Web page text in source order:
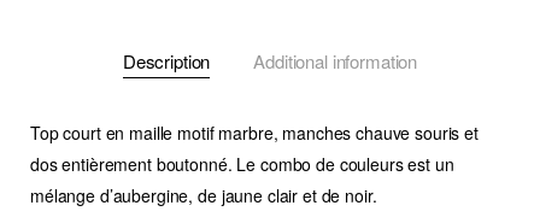
Description Additional information
Top court en maille motif marbre, manches chauve souris et
dos entièrement boutonné. Le combo de couleurs est un
mélange d’aubergine, de jaune clair et de noir.